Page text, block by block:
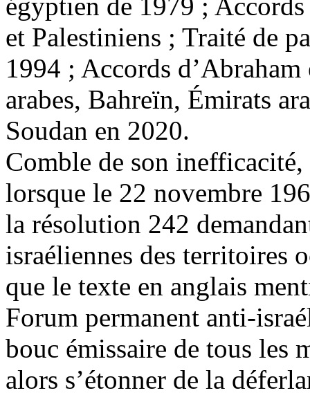
et Palestiniens ; Traité de
1994 ; Accords
arabes, Bahreïn, Émirats
Soudan en 2020.
Comble de son
lorsque le 22 novembre
la résolution 242
israéliennes des territoires
que le texte en anglais
Forum permanent anti-
bouc émissaire de tous les
alors s’étonner de la